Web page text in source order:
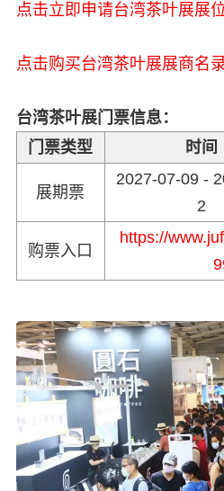
点击立即申请台湾茶叶展展
点击购买台湾茶叶展展商名
台湾茶叶展门票信息：
门票类型
时间
展期票
2027-07-09 -
2
购票入口
https://